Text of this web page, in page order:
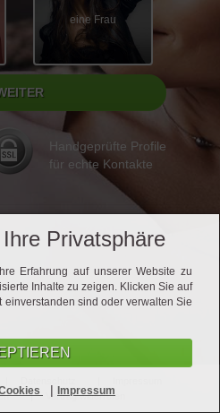
eine Frau
Handgeprüfte Profile
für echte Kontakte
Vertrag widerrufen
Privatsphäre
Erfahrung auf unserer Website zu
Inhalte zu zeigen. Klicken Sie auf
einverstanden sind oder verwalten Sie
| Impressum